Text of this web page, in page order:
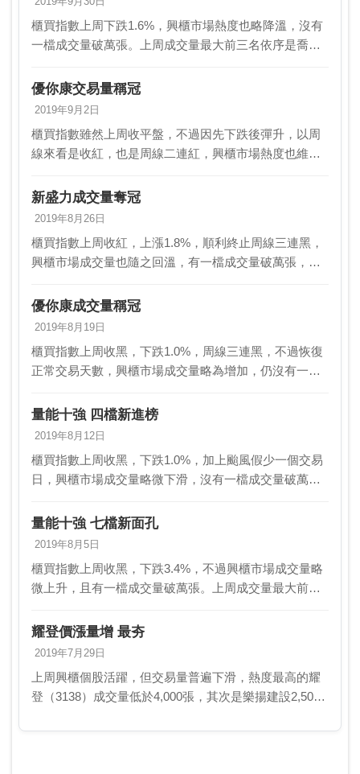
櫃買指數上周下跌1.6%，興櫃市場熱度也略降溫，沒有
一檔成交量破萬張。上周成交量最大前三名依序是喬本
十檔股票中，以生技醫療業占四檔最多，其次是半導…
優你康交易量稱冠
2019年9月2日
櫃買指數雖然上周收平盤，不過因先下跌後彈升，以周
線來看是收紅，也是周線二連紅，興櫃市場熱度也維持
序是優你康（4150）、耀登科技，以及凱勝綠能；而近
一…
新盛力成交量奪冠
2019年8月26日
櫃買指數上周收紅，上漲1.8%，順利終止周線三連黑，
興櫃市場成交量也隨之回溫，有一檔成交量破萬張，前
新盛力（4931）、優你康，以及紘通企業。而近一周…
優你康成交量稱冠
2019年8月19日
櫃買指數上周收黑，下跌1.0%，周線三連黑，不過恢復
正常交易天數，興櫃市場成交量略為增加，仍沒有一檔
（4150）、耀登科技，以及展頌；近一周成交量最大
的…
量能十強 四檔新進榜
2019年8月12日
櫃買指數上周收黑，下跌1.0%，加上颱風假少一個交易
日，興櫃市場成交量略微下滑，沒有一檔成交量破萬
頌，以及瑞興銀行；而近一周成交量最大的十檔股票
中…
量能十強 七檔新面孔
2019年8月5日
櫃買指數上周收黑，下跌3.4%，不過興櫃市場成交量略
微上升，且有一檔成交量破萬張。上周成交量最大前三
而近一周成交量最大的十檔股票中，以生技醫療業占…
耀登價漲量增 最夯
2019年7月29日
上周興櫃個股活躍，但交易量普遍下滑，熱度最高的耀
登（3138）成交量低於4,000張，其次是樂揚建設2,507
到1,974張。其他還有奇鈦科、因華…